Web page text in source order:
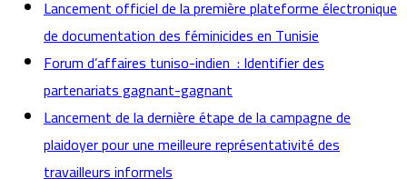
Lancement officiel de la première plateforme électronique
de documentation des féminicides en Tunisie
Forum d’affaires tuniso-indien : Identifier des
partenariats gagnant-gagnant
Lancement de la dernière étape de la campagne de
plaidoyer pour une meilleure représentativité des
travailleurs informels